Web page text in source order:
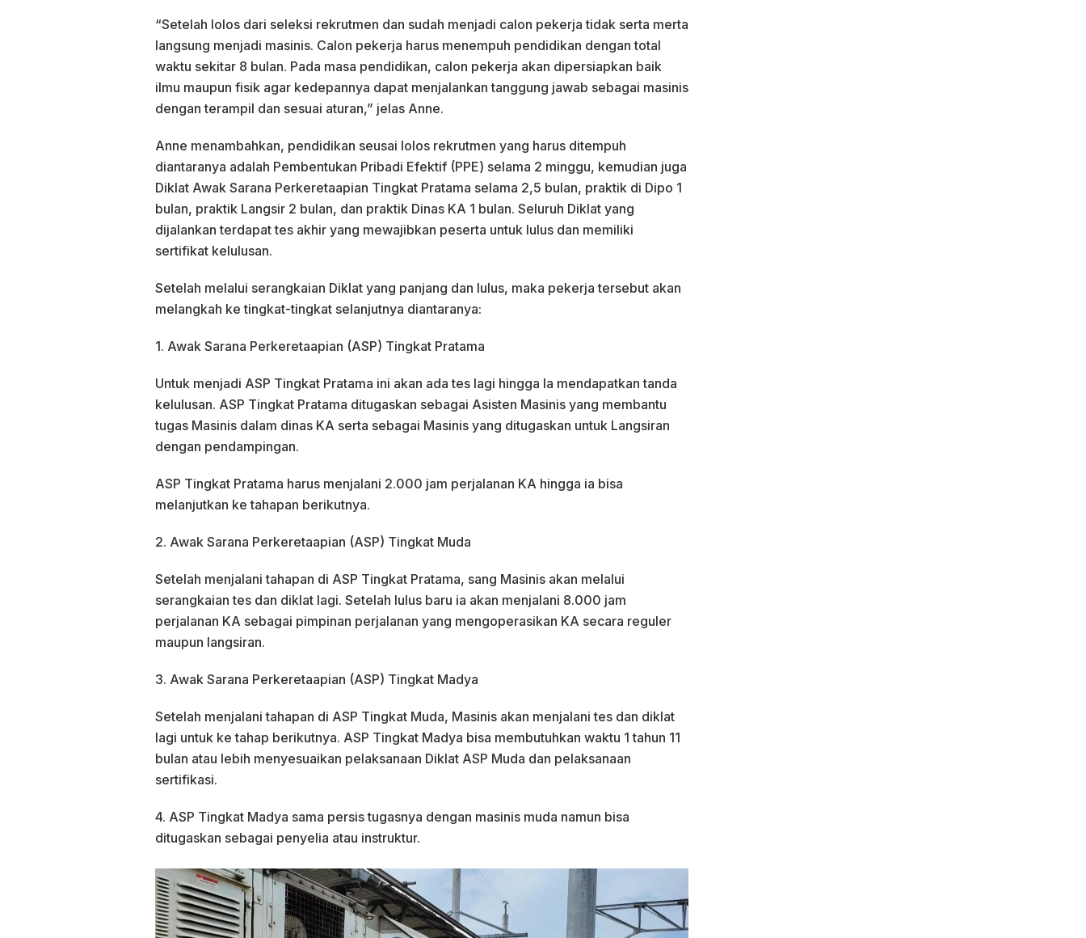
“Setelah lolos dari seleksi rekrutmen dan sudah menjadi calon pekerja tidak serta merta
langsung menjadi masinis. Calon pekerja harus menempuh pendidikan dengan total
waktu sekitar 8 bulan. Pada masa pendidikan, calon pekerja akan dipersiapkan baik
ilmu maupun fisik agar kedepannya dapat menjalankan tanggung jawab sebagai masinis
dengan terampil dan sesuai aturan,” jelas Anne.
Anne menambahkan, pendidikan seusai lolos rekrutmen yang harus ditempuh
diantaranya adalah Pembentukan Pribadi Efektif (PPE) selama 2 minggu, kemudian juga
Diklat Awak Sarana Perkeretaapian Tingkat Pratama selama 2,5 bulan, praktik di Dipo 1
bulan, praktik Langsir 2 bulan, dan praktik Dinas KA 1 bulan. Seluruh Diklat yang
dijalankan terdapat tes akhir yang mewajibkan peserta untuk lulus dan memiliki
sertifikat kelulusan.
Setelah melalui serangkaian Diklat yang panjang dan lulus, maka pekerja tersebut akan
melangkah ke tingkat-tingkat selanjutnya diantaranya:
1. Awak Sarana Perkeretaapian (ASP) Tingkat Pratama
Untuk menjadi ASP Tingkat Pratama ini akan ada tes lagi hingga Ia mendapatkan tanda
kelulusan. ASP Tingkat Pratama ditugaskan sebagai Asisten Masinis yang membantu
tugas Masinis dalam dinas KA serta sebagai Masinis yang ditugaskan untuk Langsiran
dengan pendampingan.
ASP Tingkat Pratama harus menjalani 2.000 jam perjalanan KA hingga ia bisa
melanjutkan ke tahapan berikutnya.
2. Awak Sarana Perkeretaapian (ASP) Tingkat Muda
Setelah menjalani tahapan di ASP Tingkat Pratama, sang Masinis akan melalui
serangkaian tes dan diklat lagi. Setelah lulus baru ia akan menjalani 8.000 jam
perjalanan KA sebagai pimpinan perjalanan yang mengoperasikan KA secara reguler
maupun langsiran.
3. Awak Sarana Perkeretaapian (ASP) Tingkat Madya
Setelah menjalani tahapan di ASP Tingkat Muda, Masinis akan menjalani tes dan diklat
lagi untuk ke tahap berikutnya. ASP Tingkat Madya bisa membutuhkan waktu 1 tahun 11
bulan atau lebih menyesuaikan pelaksanaan Diklat ASP Muda dan pelaksanaan
sertifikasi.
4. ASP Tingkat Madya sama persis tugasnya dengan masinis muda namun bisa
ditugaskan sebagai penyelia atau instruktur.